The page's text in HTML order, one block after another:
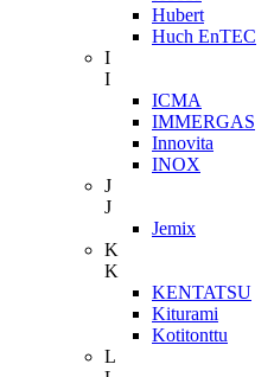
Hubert
Huch EnTEC
I
I
ICMA
IMMERGAS
Innovita
INOX
J
J
Jemix
K
K
KENTATSU
Kiturami
Kotitonttu
L